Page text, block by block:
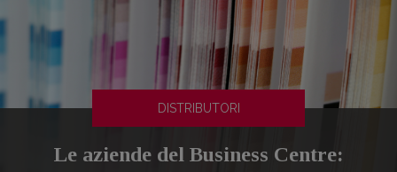
DISTRIBUTORI
Le aziende del Business Centre: